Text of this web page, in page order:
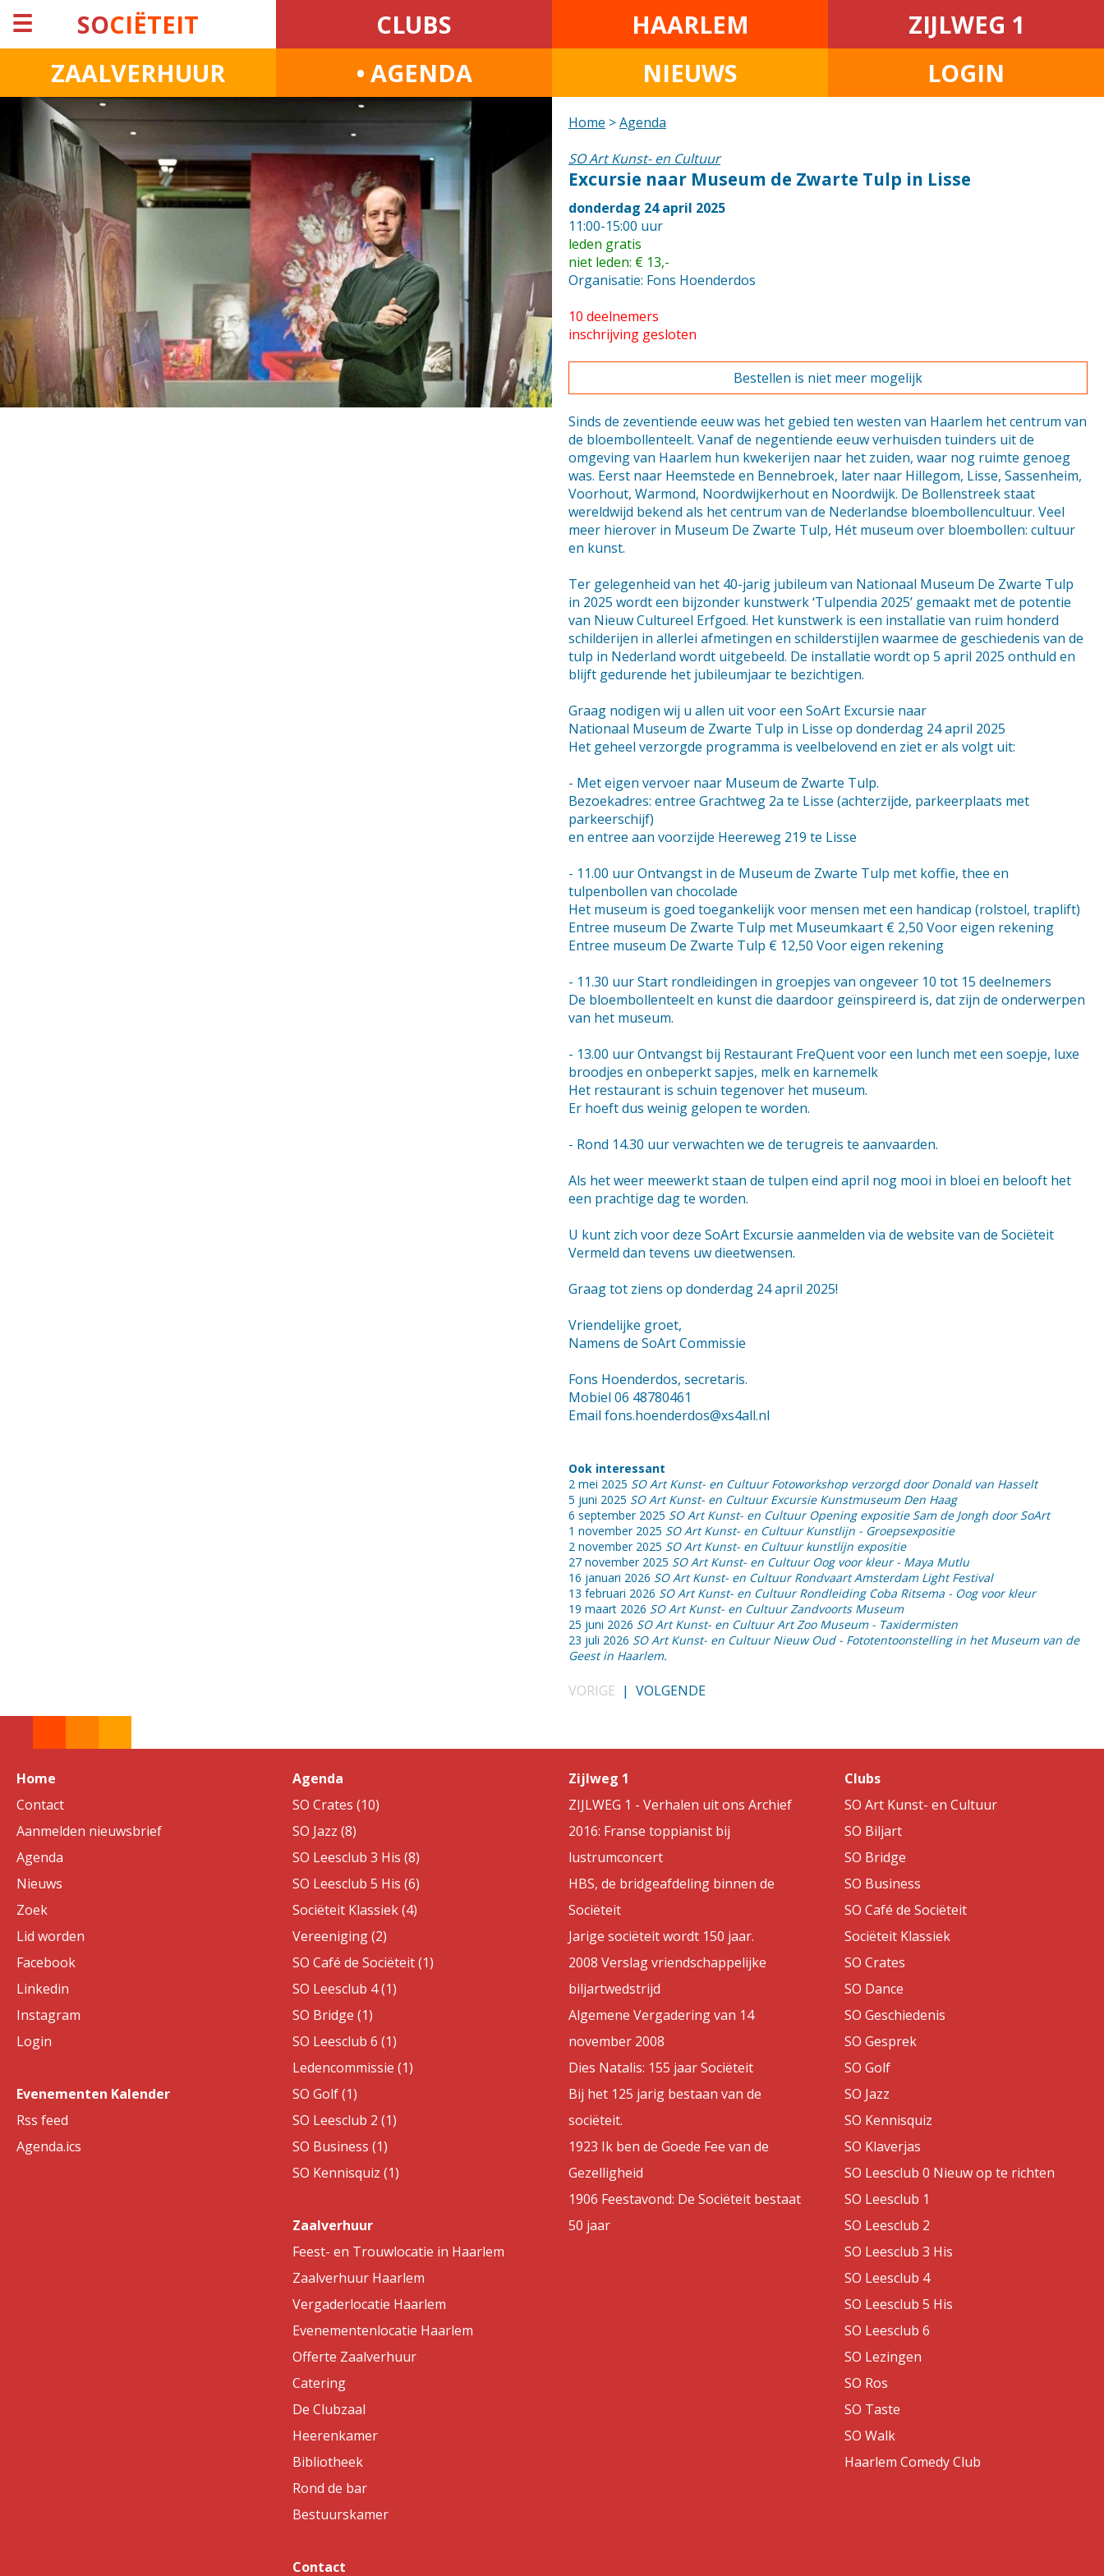
☰ SOCIËTEIT CLUBS HAARLEM
ZIJLWEG 1
ZAALVERHUUR
• AGENDA NIEUWS LOGIN
Home >Agenda
SO Art Kunst- en Cultuur
Excursie naar Museum de Zwarte Tulp in Lisse
donderdag 24 april 2025
11:00-15:00 uur
leden gratis
niet leden: € 13,-
Organisatie: Fons Hoenderdos
10 deelnemers
inschrijving gesloten
Bestellen is niet meer mogelijk
Sinds de zeventiende eeuw was het gebied ten westen van Haarlem het centrum van
de bloembollenteelt. Vanaf de negentiende eeuw verhuisden tuinders uit de
omgeving van Haarlem hun kwekerijen naar het zuiden, waar nog ruimte genoeg
was. Eerst naar Heemstede en Bennebroek, later naar Hillegom, Lisse, Sassenheim,
Voorhout, Warmond, Noordwijkerhout en Noordwijk. De Bollenstreek staat
wereldwijd bekend als het centrum van de Nederlandse bloembollencultuur. Veel
meer hierover in Museum De Zwarte Tulp, Hét museum over bloembollen: cultuur
en kunst.
Ter gelegenheid van het 40-jarig jubileum van Nationaal Museum De Zwarte Tulp
in 2025 wordt een bijzonder kunstwerk ‘Tulpendia 2025’ gemaakt met de potentie
van Nieuw Cultureel Erfgoed. Het kunstwerk is een installatie van ruim honderd
schilderijen in allerlei afmetingen en schilderstijlen waarmee de geschiedenis van de
tulp in Nederland wordt uitgebeeld. De installatie wordt op 5 april 2025 onthuld en
blijft gedurende het jubileumjaar te bezichtigen.
Graag nodigen wij u allen uit voor een SoArt Excursie naar
Nationaal Museum de Zwarte Tulp in Lisse op donderdag 24 april 2025
Het geheel verzorgde programma is veelbelovend en ziet er als volgt uit:
- Met eigen vervoer naar Museum de Zwarte Tulp.
Bezoekadres: entree Grachtweg 2a te Lisse (achterzijde, parkeerplaats met
parkeerschijf)
en entree aan voorzijde Heereweg 219 te Lisse
- 11.00 uur Ontvangst in de Museum de Zwarte Tulp met koffie, thee en
tulpenbollen van chocolade
Het museum is goed toegankelijk voor mensen met een handicap (rolstoel, traplift)
Entree museum De Zwarte Tulp met Museumkaart € 2,50 Voor eigen rekening
Entree museum De Zwarte Tulp € 12,50 Voor eigen rekening
- 11.30 uur Start rondleidingen in groepjes van ongeveer 10 tot 15 deelnemers
De bloembollenteelt en kunst die daardoor geïnspireerd is, dat zijn de onderwerpen
van het museum.
- 13.00 uur Ontvangst bij Restaurant FreQuent voor een lunch met een soepje, luxe
broodjes en onbeperkt sapjes, melk en karnemelk
Het restaurant is schuin tegenover het museum.
Er hoeft dus weinig gelopen te worden.
- Rond 14.30 uur verwachten we de terugreis te aanvaarden.
Als het weer meewerkt staan de tulpen eind april nog mooi in bloei en belooft het
een prachtige dag te worden.
U kunt zich voor deze SoArt Excursie aanmelden via de website van de Sociëteit
Vermeld dan tevens uw dieetwensen.
Graag tot ziens op donderdag 24 april 2025!
Vriendelijke groet,
Namens de SoArt Commissie
Fons Hoenderdos, secretaris.
Mobiel 06 48780461
Email fons.hoenderdos@xs4all.nl
Ook interessant
2 mei 2025 SO Art Kunst- en Cultuur Fotoworkshop verzorgd door Donald van Hasselt
5 juni 2025 SO Art Kunst- en Cultuur Excursie Kunstmuseum Den Haag
6 september 2025 SO Art Kunst- en Cultuur Opening expositie Sam de Jongh door SoArt
1 november 2025 SO Art Kunst- en Cultuur Kunstlijn - Groepsexpositie
2 november 2025 SO Art Kunst- en Cultuur kunstlijn expositie
27 november 2025 SO Art Kunst- en Cultuur Oog voor kleur - Maya Mutlu
16 januari 2026 SO Art Kunst- en Cultuur Rondvaart Amsterdam Light Festival
13 februari 2026 SO Art Kunst- en Cultuur Rondleiding Coba Ritsema - Oog voor kleur
19 maart 2026 SO Art Kunst- en Cultuur Zandvoorts Museum
25 juni 2026 SO Art Kunst- en Cultuur Art Zoo Museum - Taxidermisten
23 juli 2026 SO Art Kunst- en Cultuur Nieuw Oud - Fototentoonstelling in het Museum van de
Geest in Haarlem.
VORIGE | VOLGENDE
Home
Contact
Aanmelden nieuwsbrief
Agenda
Nieuws
Zoek
Lid worden
Facebook
Linkedin
Instagram
Login
Evenementen Kalender
Rss feed
Agenda.ics
Agenda
SO Crates (10)
SO Jazz (8)
SO Leesclub 3 His (8)
SO Leesclub 5 His (6)
Sociëteit Klassiek (4)
Vereeniging (2)
SO Café de Sociëteit (1)
SO Leesclub 4 (1)
SO Bridge (1)
SO Leesclub 6 (1)
Ledencommissie (1)
SO Golf (1)
SO Leesclub 2 (1)
SO Business (1)
SO Kennisquiz (1)
Zaalverhuur
Feest- en Trouwlocatie in Haarlem
Zaalverhuur Haarlem
Vergaderlocatie Haarlem
Evenementenlocatie Haarlem
Offerte Zaalverhuur
Catering
De Clubzaal
Heerenkamer
Bibliotheek
Rond de bar
Bestuurskamer
Contact
Zijlweg 1
ZIJLWEG 1 - Verhalen uit ons Archief
2016: Franse toppianist bij
lustrumconcert
HBS, de bridgeafdeling binnen de
Sociëteit
Jarige sociëteit wordt 150 jaar.
2008 Verslag vriendschappelijke
biljartwedstrijd
Algemene Vergadering van 14
november 2008
Dies Natalis: 155 jaar Sociëteit
Bij het 125 jarig bestaan van de
sociëteit.
1923 Ik ben de Goede Fee van de
Gezelligheid
1906 Feestavond: De Sociëteit bestaat
50 jaar
Clubs
SO Art Kunst- en Cultuur
SO Biljart
SO Bridge
SO Business
SO Café de Sociëteit
Sociëteit Klassiek
SO Crates
SO Dance
SO Geschiedenis
SO Gesprek
SO Golf
SO Jazz
SO Kennisquiz
SO Klaverjas
SO Leesclub 0 Nieuw op te richten
SO Leesclub 1
SO Leesclub 2
SO Leesclub 3 His
SO Leesclub 4
SO Leesclub 5 His
SO Leesclub 6
SO Lezingen
SO Ros
SO Taste
SO Walk
Haarlem Comedy Club